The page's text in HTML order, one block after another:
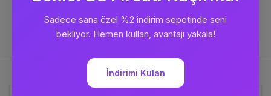
Bizi
Takip Edin